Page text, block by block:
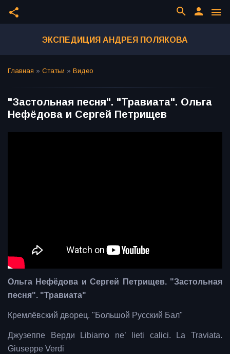
share menu
person
search
ЭКСПЕДИЦИЯ АНДРЕЯ ПОЛЯКОВА
Главная » Статьи » Видео
"Застольная песня". "Травиата". Ольга
Нефёдова и Сергей Петрищев
Ольга Нефёдова и Сергей Петрищев. "Застольная
песня". "Травиата"
Кремлёвский дворец. "Большой Русский Бал"
Джузеппе Верди Libiamo ne’ lieti calici. La Traviata.
Giuseppe Verdi